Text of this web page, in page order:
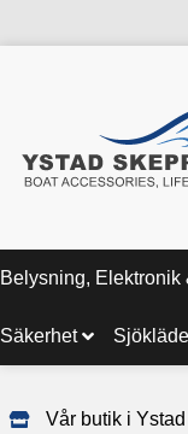
Belysning, Elektronik
Säkerhet
Vår butik i Ystad